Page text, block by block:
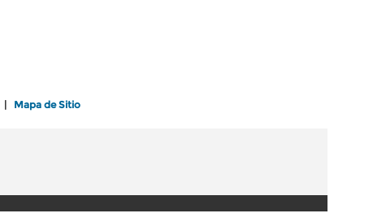
Mapa de Sitio